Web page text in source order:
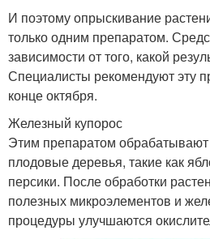
И поэтому опрыскивание
только одним препаратом.
зависимости от того, какой
Специалисты рекомендуют эту
конце октября.
Железный купорос
Этим препаратом
плодовые деревья, такие как
персики. После обработки
полезных микроэлементов и
процедуры улучшаются